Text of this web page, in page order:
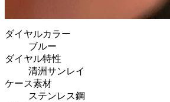
ダイヤルカラー
ブルー
ダイヤル特性
清洲サンレイ
ケース素材
ステンレス鋼